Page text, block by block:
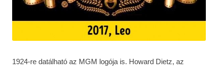
1924-re datálható az MGM logója is. Howard Dietz, az